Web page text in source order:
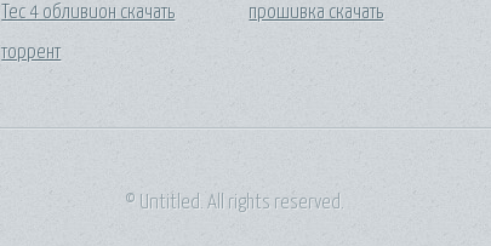
Тес 4 обливион скачать
торрент
прошивка скачать
© Untitled. All rights reserved.